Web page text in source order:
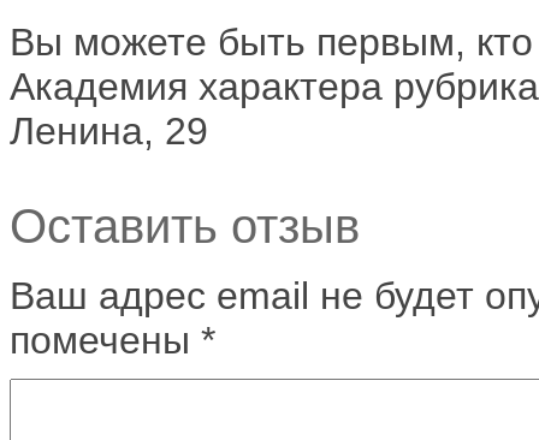
Вы можете быть первым,
Академия характера
Ленина, 29
Оставить отзыв
Ваш адрес email не будет
помечены *